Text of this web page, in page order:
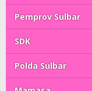
Pemprov Sulbar
SDK
Polda Sulbar